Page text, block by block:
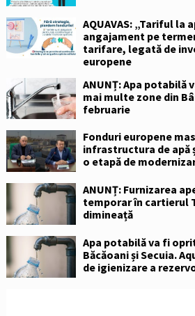
AQUAVAS: „Tariful la
angajament pe
tarifare, legată de
europene
ANUNȚ: Apa potabilă
mai multe zone din
februarie
Fonduri europene
infrastructura de apă
o etapă de
ANUNȚ: Furnizarea
temporar în cartierul
dimineață
Apa potabilă va fi
Băcăoani și Secuia.
de igienizare a